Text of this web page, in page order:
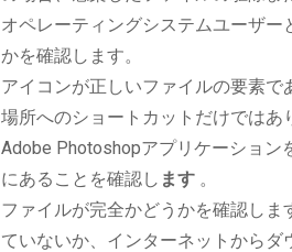
オペレーティングシステムユーザ
かを確認します。
アイコンが正しいファイルの要素
場所へのショートカットだけではあ
Adobe Photoshopアプリケーション
にあることを確認し ます 。
ファイルが完全かどうかを確認し
ていないか、インターネットから